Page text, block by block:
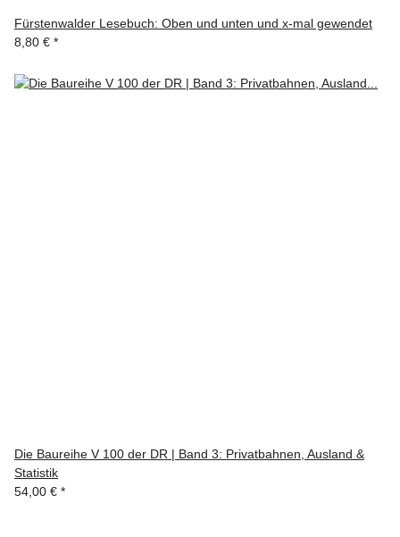
Fürstenwalder Lesebuch: Oben und unten und x-mal gewendet
8,80 € *
Die Baureihe V 100 der DR | Band 3: Privatbahnen, Ausland &
Statistik
54,00 € *